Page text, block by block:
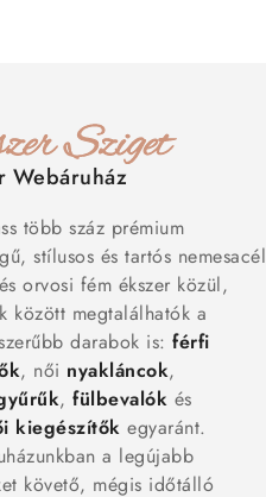
Webáruház
több száz prémium
stílusos és tartós nemesacél
orvosi fém ékszer közül,
között megtalálhatók a
darabok is: férfi
, női nyakláncok,
, fülbevalók és
kiegészítők egyaránt.
a legújabb
követő, mégis időtálló